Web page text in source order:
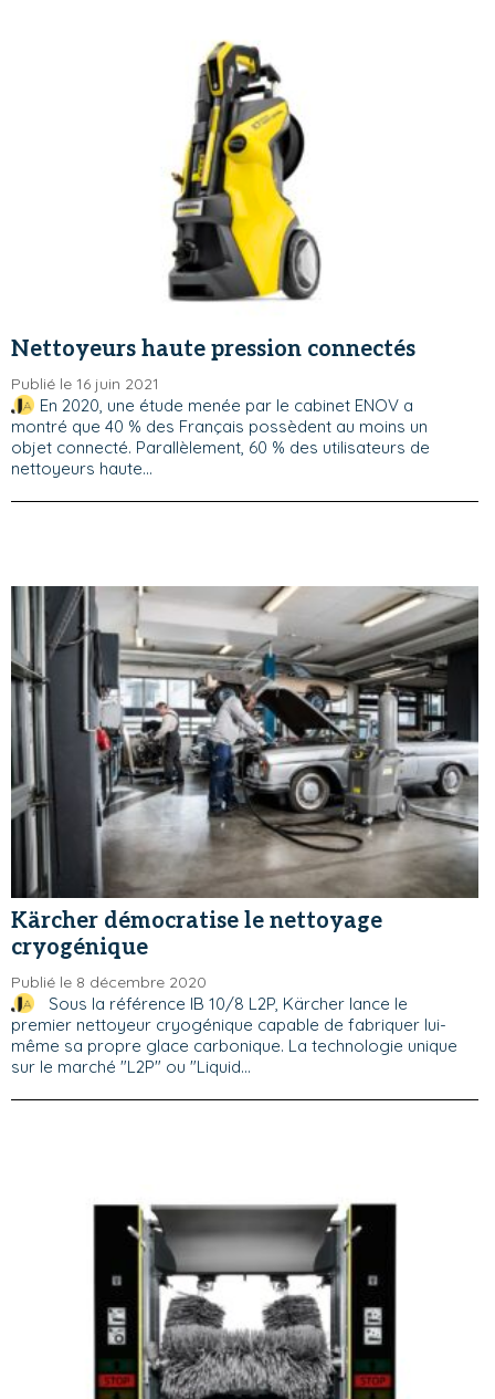
Nettoyeurs haute pression connectés
Publié le 16 juin 2021
En 2020, une étude menée par le cabinet ENOV a
montré que 40 % des Français possèdent au moins un
objet connecté. Parallèlement, 60 % des utilisateurs de
nettoyeurs haute...
Kärcher démocratise le nettoyage
cryogénique
Publié le 8 décembre 2020
Sous la référence IB 10/8 L2P, Kärcher lance le
premier nettoyeur cryogénique capable de fabriquer lui-
même sa propre glace carbonique. La technologie unique
sur le marché "L2P" ou "Liquid...